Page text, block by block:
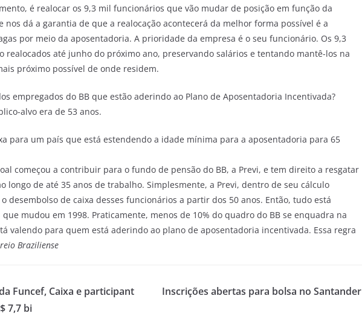
é realocar os 9,3 mil funcionários que vão mudar de posição em função da
nos dá a garantia de que a realocação acontecerá da melhor forma possível é a
por meio da aposentadoria. A prioridade da empresa é o seu funcionário. Os 9,3
realocados até junho do próximo ano, preservando salários e tentando mantê-los na
próximo possível de onde residem.
empregados do BB que estão aderindo ao Plano de Aposentadoria Incentivada?
alvo era de 53 anos.
para um país que está estendendo a idade mínima para a aposentadoria para 65
começou a contribuir para o fundo de pensão do BB, a Previ, e tem direito a resgatar
longo de até 35 anos de trabalho. Simplesmente, a Previ, dentro de seu cálculo
desembolso de caixa desses funcionários a partir dos 50 anos. Então, tudo está
mudou em 1998. Praticamente, menos de 10% do quadro do BB se enquadra na
valendo para quem está aderindo ao plano de aposentadoria incentivada. Essa regra
Braziliense
Funcef, Caixa e participant
7,7 bi
Inscrições abertas para bolsa no Santander